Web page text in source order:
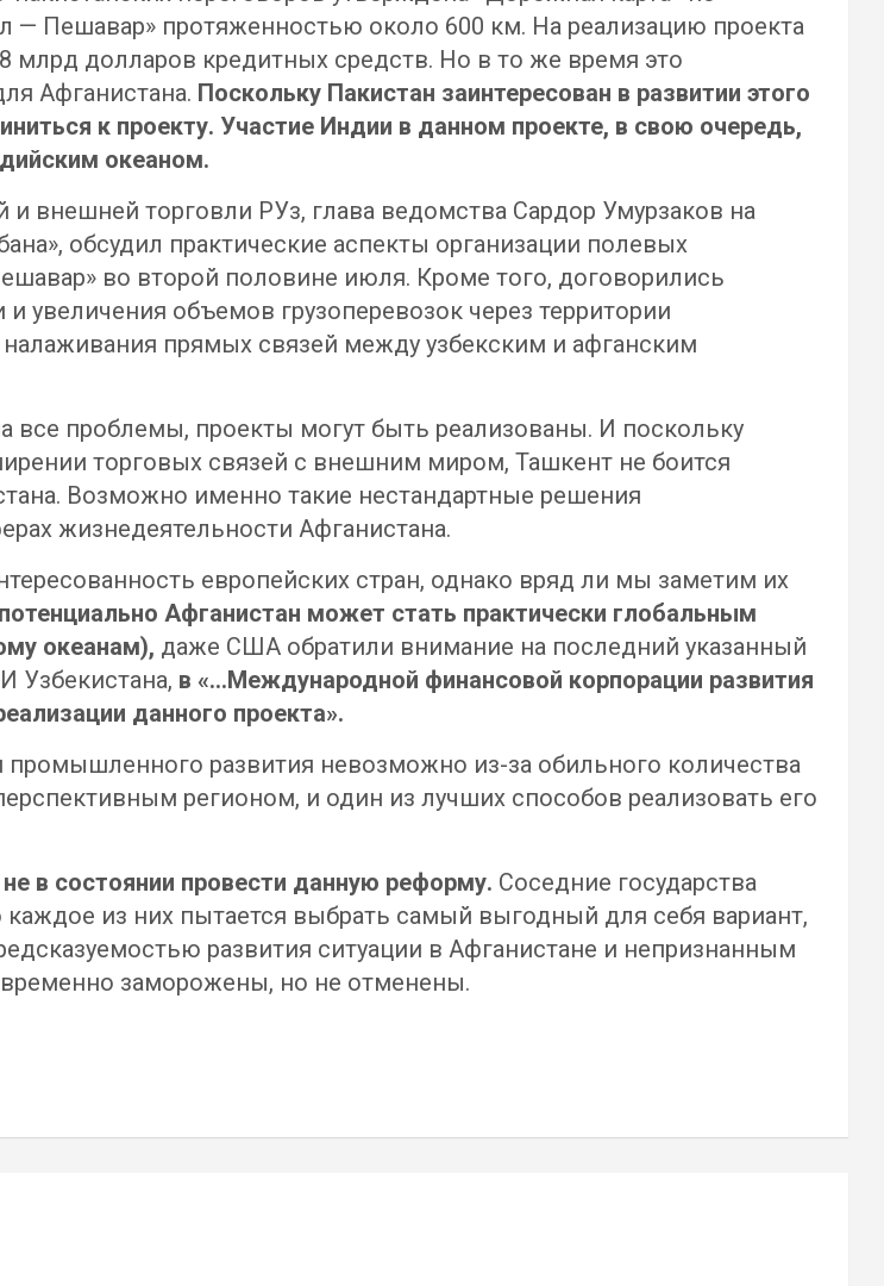
— Пешавар» протяженностью около 600 км. На реализацию проекта
млрд долларов кредитных средств. Но в то же время это
Афганистана. Поскольку Пакистан заинтересован в развитии этого
к проекту. Участие Индии в данном проекте, в свою очередь,
океаном.
внешней торговли РУз, глава ведомства Сардор Умурзаков на
обсудил практические аспекты организации полевых
во второй половине июля. Кроме того, договорились
увеличения объемов грузоперевозок через территории
прямых связей между узбекским и афганским
все проблемы, проекты могут быть реализованы. И поскольку
торговых связей с внешним миром, Ташкент не боится
Возможно именно такие нестандартные решения
жизнедеятельности Афганистана.
европейских стран, однако вряд ли мы заметим их
потенциально Афганистан может стать практически глобальным
океанам), даже США обратили внимание на последний указанный
Узбекистана, в «…Международной финансовой корпорации развития
данного проекта».
развития невозможно из-за обильного количества
регионом, и один из лучших способов реализовать его
в состоянии провести данную реформу. Соседние государства
из них пытается выбрать самый выгодный для себя вариант,
развития ситуации в Афганистане и непризнанным
заморожены, но не отменены.